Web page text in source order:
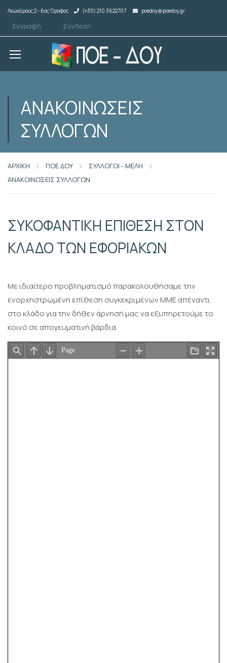
Λεωχάρους 2 - 6ος Όροφος (+30) 210 3622707 poedoy@poedoy.gr
Εγγραφή Σύνδεση
ΑΝΑΚΟΙΝΩΣΕΙΣ
ΣΥΛΛΟΓΩΝ
ΑΡΧΙΚΗ ΠΟΕ ΔΟΥ
ΣΥΛΛΟΓΟΙ - ΜΕΛΗ
ΑΝΑΚΟΙΝΩΣΕΙΣ ΣΥΛΛΟΓΩΝ
ΣΥΚΟΦΑΝΤΙΚΗ ΕΠΙΘΕΣΗ ΣΤΟΝ
ΚΛΑΔΟ ΤΩΝ ΕΦΟΡΙΑΚΩΝ
Με ιδιαίτερο προβληματισμό παρακολουθήσαμε την
ενορχηστρωμένη επίθεση συγκεκριμένων ΜΜΕ απέναντι
στο κλάδο για την δήθεν άρνησή μας να εξυπηρετούμε το
κοινό σε απογευματινή βάρδια.